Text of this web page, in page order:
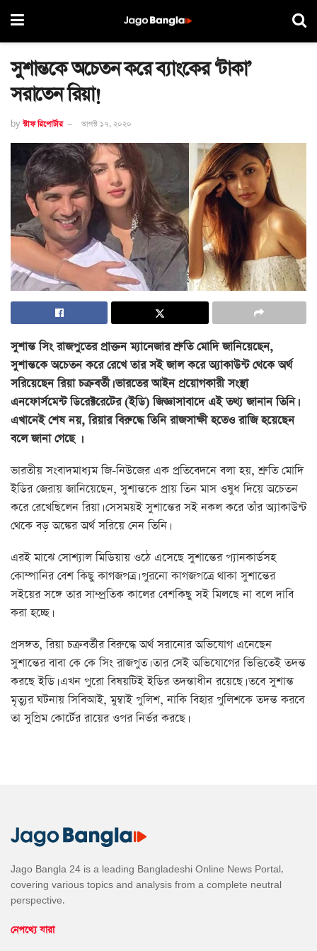
সুশান্তকে অচেতন করে ব্যাংকের ‘টাকা’
সরাতেন রিয়া!
by স্টাফ রিপোর্টার আগস্ট ১৭, ২০২০
সুশান্ত সিং রাজপুতের প্রাক্তন ম্যানেজার শ্রুতি মোদি জানিয়েছেন,
সুশান্তকে অচেতন করে রেখে তার সই জাল করে অ্যাকাউন্ট থেকে অর্থ
সরিয়েছেন রিয়া চক্রবর্তী। ভারতের আইন প্রয়োগকারী সংস্থা
এনফোর্সমেন্ট ডিরেক্টরেটের (ইডি) জিজ্ঞাসাবাদে এই তথ্য জানান তিনি।
এখানেই শেষ নয়, রিয়ার বিরুদ্ধে তিনি রাজসাক্ষী হতেও রাজি হয়েছেন
বলে জানা গেছে ।
ভারতীয় সংবাদমাধ্যম জি-নিউজের এক প্রতিবেদনে বলা হয়, শ্রুতি মোদি
ইডির জেরায় জানিয়েছেন, সুশান্তকে প্রায় তিন মাস ওষুধ দিয়ে অচেতন
করে রেখেছিলেন রিয়া। সেসময়ই সুশান্তের সই নকল করে তাঁর অ্যাকাউন্ট
থেকে বড় অঙ্কের অর্থ সরিয়ে নেন তিনি।
এরই মাঝে সোশ্যাল মিডিয়ায় ওঠে এসেছে সুশান্তের প্যানকার্ডসহ
কোম্পানির বেশ কিছু কাগজপত্র। পুরনো কাগজপত্রে থাকা সুশান্তের
সইয়ের সঙ্গে তার সাম্প্রতিক কালের বেশকিছু সই মিলছে না বলে দাবি
করা হচ্ছে।
প্রসঙ্গত, রিয়া চক্রবর্তীর বিরুদ্ধে অর্থ সরানোর অভিযোগ এনেছেন
সুশান্তের বাবা কে কে সিং রাজপুত। তার সেই অভিযোগের ভিত্তিতেই তদন্ত
করছে ইডি। এখন পুরো বিষয়টিই ইডির তদন্তাধীন রয়েছে। তবে সুশান্ত
মৃত্যুর ঘটনায় সিবিআই, মুম্বাই পুলিশ, নাকি বিহার পুলিশকে তদন্ত করবে
তা সুপ্রিম কোর্টের রায়ের ওপর নির্ভর করছে।
Jago Bangla 24 is a leading Bangladeshi Online News Portal,
covering various topics and analysis from a complete neutral
perspective.
নেপথ্যে যারা